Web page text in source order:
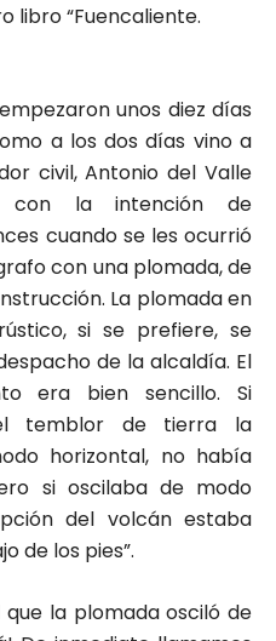
libro “Fuencaliente.
unos diez días
a los dos días vino a
civil, Antonio del Valle
con la intención de
cuando se les ocurrió
con una plomada, de
La plomada en
si se prefiere, se
de la alcaldía. El
era bien sencillo. Si
temblor de tierra la
horizontal, no había
si oscilaba de modo
del volcán estaba
de los pies”.
la plomada osciló de